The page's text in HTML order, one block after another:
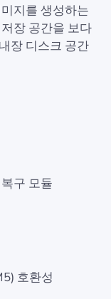
지를 생성하는
장 공간을 보다
장 디스크 공간
구 모듈
호환성